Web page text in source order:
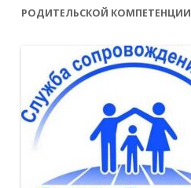
РОДИТЕЛЬСКОЙ КОМПЕТЕНЦИИ